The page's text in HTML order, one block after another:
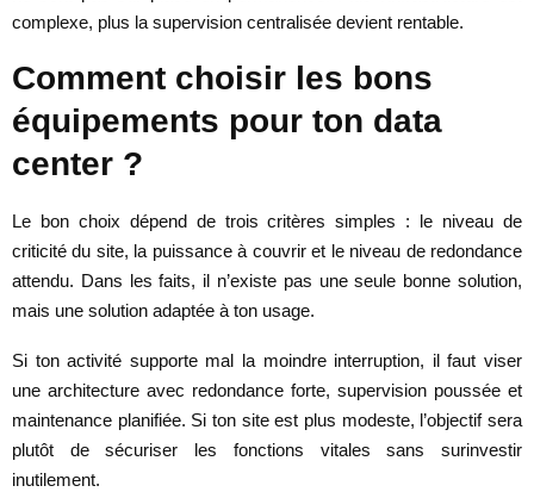
complexe, plus la supervision centralisée devient rentable.
Comment choisir les bons
équipements pour ton data
center ?
Le bon choix dépend de trois critères simples : le niveau de
criticité du site, la puissance à couvrir et le niveau de redondance
attendu. Dans les faits, il n’existe pas une seule bonne solution,
mais une solution adaptée à ton usage.
Si ton activité supporte mal la moindre interruption, il faut viser
une architecture avec redondance forte, supervision poussée et
maintenance planifiée. Si ton site est plus modeste, l’objectif sera
plutôt de sécuriser les fonctions vitales sans surinvestir
inutilement.